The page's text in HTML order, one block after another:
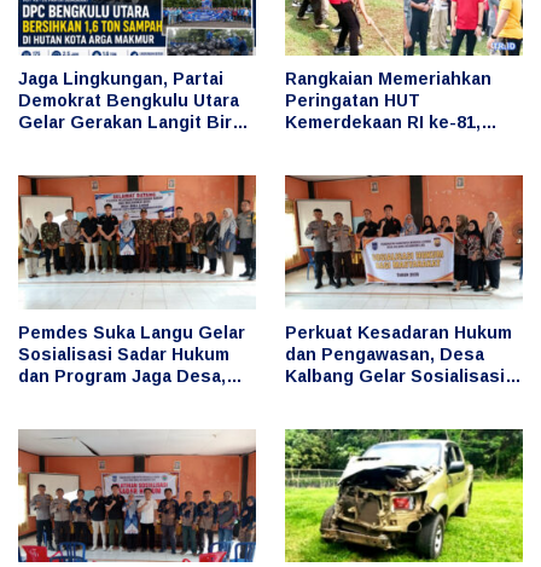
Jaga Lingkungan, Partai
Demokrat Bengkulu Utara
Gelar Gerakan Langit Biru
Rangkaian Memeriahkan
Peringatan HUT
Kemerdekaan RI ke-81,
Pemdes Suka Langu Gelar
Sosialisasi Sadar Hukum
dan Program Jaga Desa,
Perkuat Kesadaran Hukum
dan Pengawasan, Desa
Kalbang Gelar Sosialisasi